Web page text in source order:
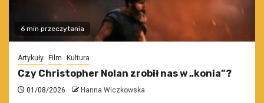
6 min przeczytania
Artykuły Film Kultura
Czy Christopher Nolan zrobił nas w „konia”?
01/08/2026 Hanna Wiczkowska